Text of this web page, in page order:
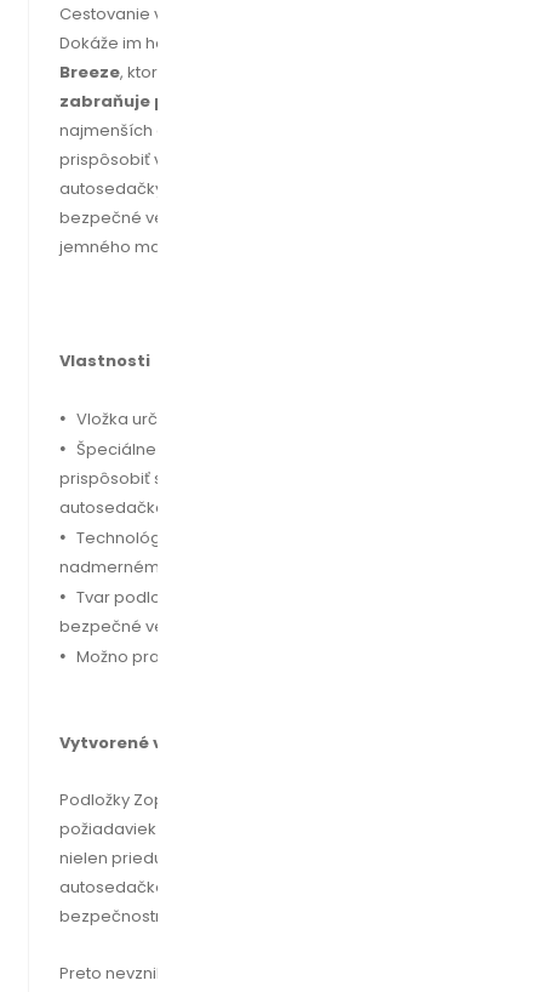
Cestovanie v horúcich, letných dňoch je pre deti náročné.
Dokáže im ho spríjemniť podložka do autosedačky
Breeze, ktorá vďaka unikátnej technológii
zabraňuje prehrievaniu a nadmernému poteniu
najmenších cestovateľov. Podložka sa dokáže
prispôsobiť veľkosti dieťaťa aj danému modelu
autosedačky. Jej tvar zaručuje správne a tým pádom aj
bezpečné vedenie bezpečnostných pásov. Je vyrobená z
jemného materiálu, ktorý nedráždi pokožku bábätiek.
Vlastnosti
• Vložka určená špeciálne do tzv. Vajíčok
• Špeciálne tvarovaná hlavová časť, je schopná
prispôsobiť sa všetkým tvarom hlavových opierok v
autosedačkách rôznych značiek
• Technológia "Zopa AIR FLOW" predchádza
nadmernému poteniu a prehrievaniu
• Tvar podložky zaručuje správne a tým pádom aj
bezpečné vedenie bezpečnostných pásov
• Možno prať (ručné pranie)
Vytvorené v spolupráci s rodičmi
Podložky Zopa BREEZE boli vytvorené na základe
požiadaviek zákazníkov. Tí chceli, aby letná vložka bola
nielen priedušná, ale aby sa dokázala prispôsobiť danej
autosedačke a neobmedzovala používanie žiadneho z
bezpečnostných prvkov.
Preto nevznikla jedna univerzálna podložka, ale tri odlišné